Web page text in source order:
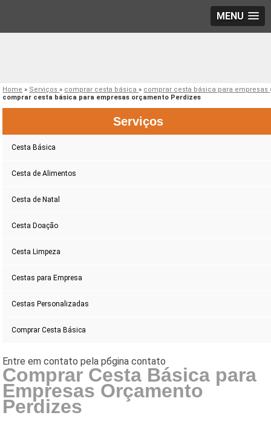
MENU
Home » Serviços» comprar cesta básica» comprar cesta básica para empresas
comprar cesta básica para empresas orçamento Perdizes
Serviços
Cesta Básica
Cesta de Alimentos
Cesta de Natal
Cesta Doação
Cesta Limpeza
Cestas para Empresa
Cestas Personalizadas
Comprar Cesta Básica
Comprar Cesta Básica para
Empresas Orçamento
Perdizes